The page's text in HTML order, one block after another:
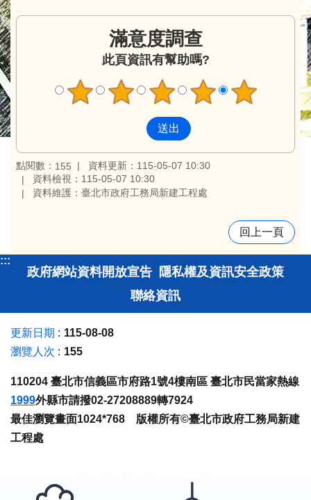
滿意度調查
此頁資訊有幫助嗎?
點閱數： 155
資料更新：115-05-07 10:30
資料檢視：115-05-07 10:30
資料維護：臺北市政府工務局新建工程處
回上一頁
:::
政府網站資料開放宣告 隱私權及資訊安全政策
聯絡資訊
更新日期
115-08-08
瀏覽人次
155
110204 臺北市信義區市府路1號4樓南區 臺北市民當家熱線
1999外縣市請撥02-27208889轉7924
最佳瀏覽畫面1024*768 版權所有©臺北市政府工務局新建
工程處